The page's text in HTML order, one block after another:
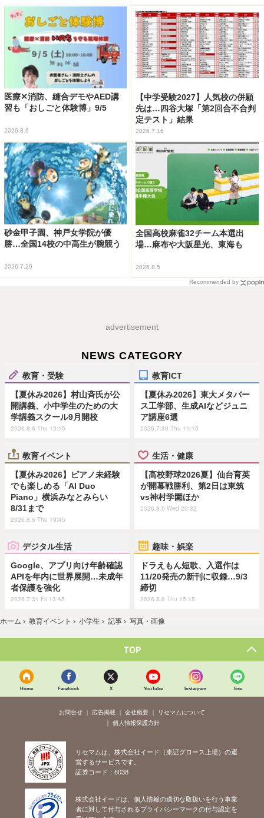
医療✕消防、縫合デモやAED講
習も「おしごと体験博」9/5
2026.8.6
【中学受験2027】人気校の併願
先は…四谷大塚「第2回合不合判
定テスト」結果
2026.7.16
砂金甲子園、神戸女学院が優
勝…全国14校の中高生が腕競う
2026.7.29
全国高校麻雀32チーム本選出
場…麻布や大阪星光、東海も
2026.8.5
Recommended by
advertisement
NEWS CATEGORY
教育・受験
【夏休み2026】村山斉氏が公
開講義、小中学生のための大
学講義スクール9月開校
2026.8.6 Thu 19:15
教育ICT
【夏休み2026】東大メタバー
ス工学部、生成AIなどジュニ
ア講座6選
2026.7.30 Thu 11:15
教育イベント
【夏休み2026】ピアノ未経験
でも楽しめる「AI Duo
Piano」横浜みなとみらい
8/31まで
2026.8.6 Thu 19:45
生活・健康
【高校野球2026夏】仙台育英
が開幕戦勝利、第2日は東筑
vs神村学園ほか
2026.8.5 Wed 20:32
デジタル生活
Google、アプリ向け年齢確認
APIを年内に世界展開…未成年
者保護を強化
2026.7.31 Fri 13:45
趣味・娯楽
ドラえもん短歌、入選作は
11/20発売の新刊に収録…9/3
締切
2026.8.6 Thu 15:15
ホーム › 教育イベント › 小学生 › 記事 › 写真・画像
TOP
Home Facebook X YouTube Instagram line
お問合せ 広告掲載 会社概要
リセマムについて
個人情報保護方針
リセマムは、株式会社イード（東証グロース上場）の運
営するサービスです。
証券コード：6038
株式会社イードは、個人情報の適切な取扱いを行う事業
者に対して付与されるプライバシーマークの付与認定を